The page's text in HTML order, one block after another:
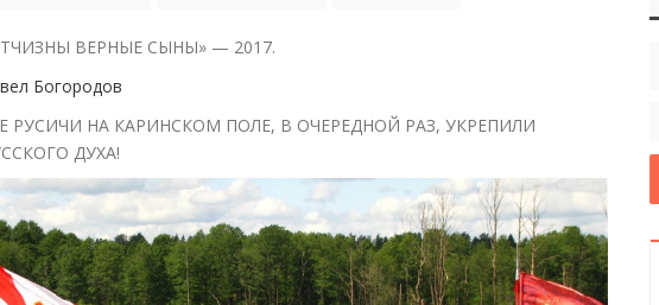
ВЕРНЫЕ СЫНЫ» — 2017.
Богородов
РУСИЧИ НА КАРИНСКОМ ПОЛЕ, В ОЧЕРЕДНОЙ РАЗ, УКРЕПИЛИ
ДУХА!